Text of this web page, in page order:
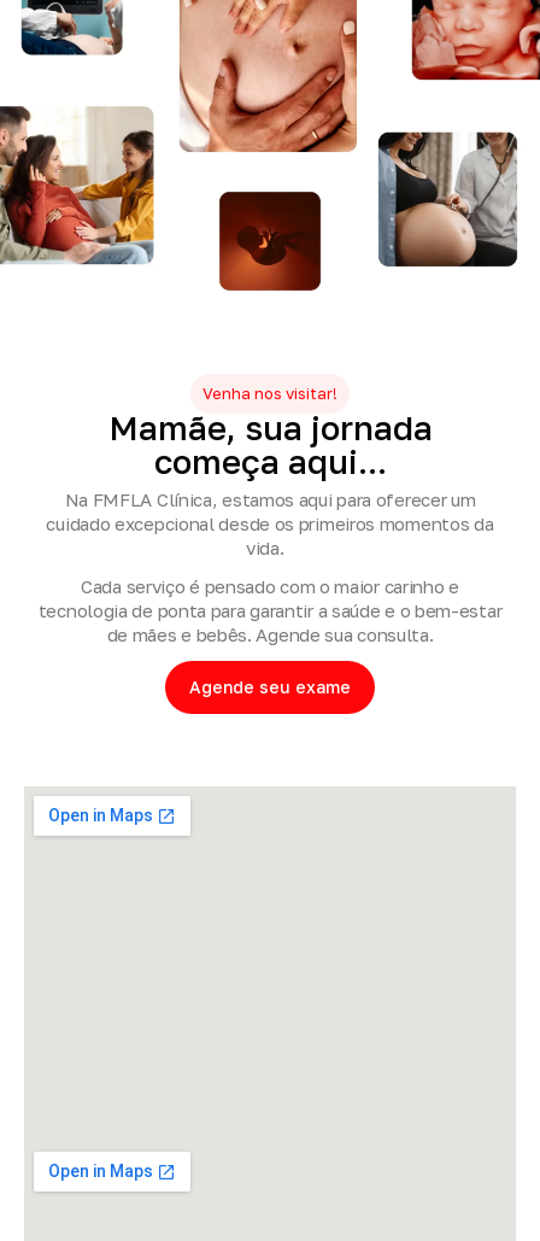
Venha nos visitar!
Mamãe, sua jornada
começa aqui...
Na FMFLA Clínica, estamos aqui para oferecer um
cuidado excepcional desde os primeiros momentos da
vida.
Cada serviço é pensado com o maior carinho e
tecnologia de ponta para garantir a saúde e o bem-estar
de mães e bebês. Agende sua consulta.
Agende seu exame